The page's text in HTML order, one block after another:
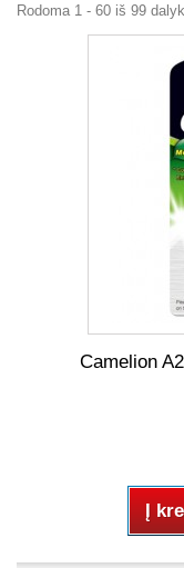
Rodoma 1 - 60 iš 99
Camelion
Į